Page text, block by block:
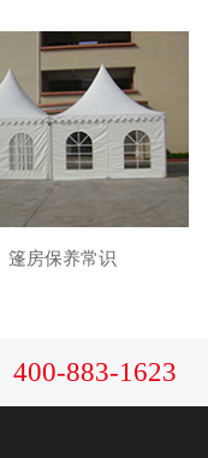
篷房保养常识
400-883-1623